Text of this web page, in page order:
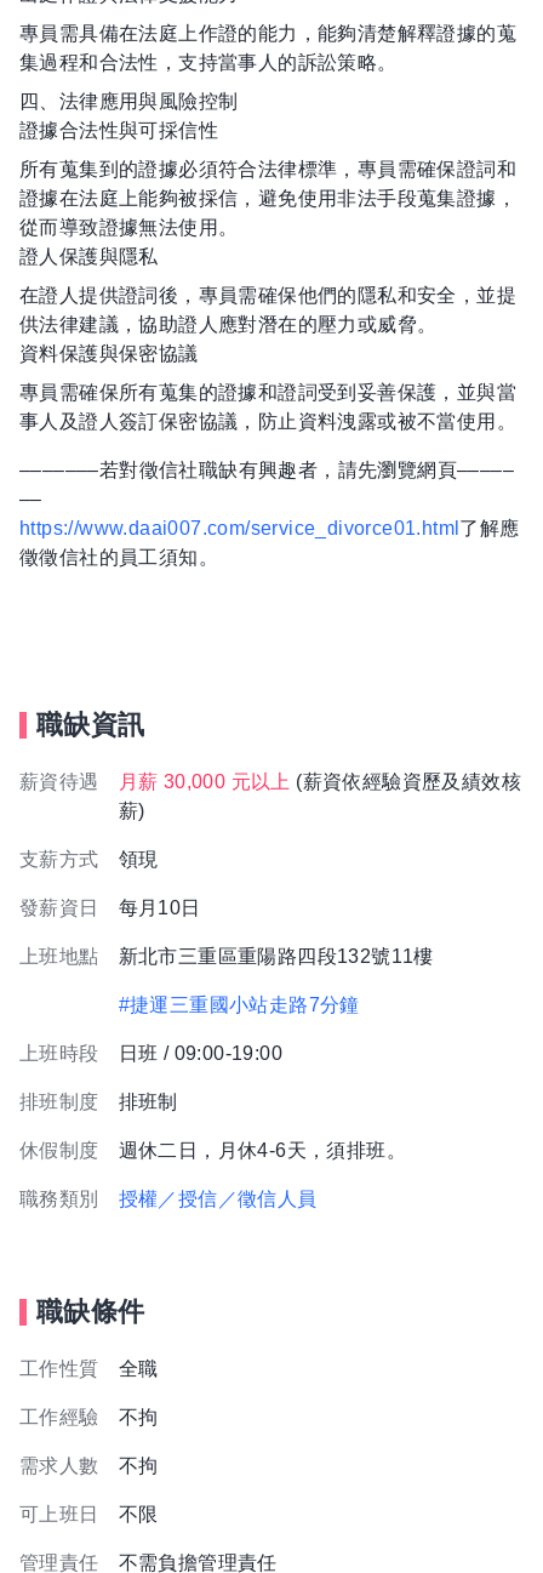
專員需具備在法庭上作證的能力，能夠清楚解釋證據的蒐
集過程和合法性，支持當事人的訴訟策略。
四、法律應用與風險控制
證據合法性與可採信性
所有蒐集到的證據必須符合法律標準，專員需確保證詞和
證據在法庭上能夠被採信，避免使用非法手段蒐集證據，
從而導致證據無法使用。
證人保護與隱私
在證人提供證詞後，專員需確保他們的隱私和安全，並提
供法律建議，協助證人應對潛在的壓力或威脅。
資料保護與保密協議
專員需確保所有蒐集的證據和證詞受到妥善保護，並與當
事人及證人簽訂保密協議，防止資料洩露或被不當使用。
–––––––若對徵信社職缺有興趣者，請先瀏覽網頁–––––
––
https://www.daai007.com/service_divorce01.html 了解應
徵徵信社的員工須知。
職缺資訊
薪資待遇 月薪 30,000 元以上 (薪資依經驗資歷及績效核
薪)
支薪方式 領現
發薪資日 每月10日
上班地點 新北市三重區重陽路四段132號11樓
#捷運三重國小站走路7分鐘
上班時段 日班 / 09:00-19:00
排班制度 排班制
休假制度 週休二日，月休4-6天，須排班。
職務類別 授權／授信／徵信人員
職缺條件
工作性質 全職
工作經驗 不拘
需求人數 不拘
可上班日 不限
管理責任 不需負擔管理責任